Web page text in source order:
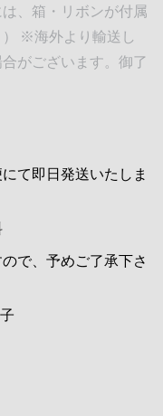
、箱・リボンが付属
※海外より輸送し
がございます。御了
て即日発送いたしま
で、予めご了承下さ